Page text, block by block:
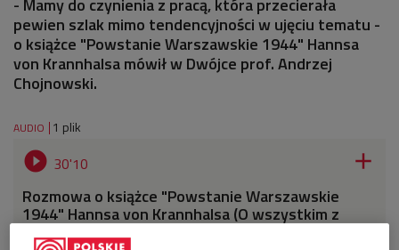
- Mamy do czynienia z pracą, która przecierała
pewien szlak mimo tendencyjności w ujęciu tematu -
o książce "Powstanie Warszawskie 1944" Hannsa
von Krannhalsa mówił w Dwójce prof. Andrzej
Chojnowski.
AUDIO 1 plik
 30'10 
Rozmowa o książce "Powstanie Warszawskie
1944" Hannsa von Krannhalsa (O wszystkim z
kulturą/Dwójka)